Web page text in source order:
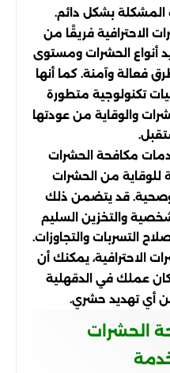
بشكل دائم.
الاحترافية فريقًا من
أنواع الحشرات ومستوى
فعالة وآمنة. كما أنها
تكنولوجية متطورة
والوقاية من عودتها
مكافحة الحشرات
للوقاية من الحشرات
وصحية. قد يتضمن ذلك
والتخزين السليم
التسربات والتجاوزات.
الاحترافية، يمكنك أن
عملك في الدقهلية
أي تهديد حشري.
الحشرات